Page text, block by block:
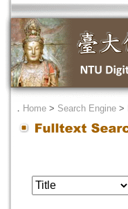
． Home > Search Engine >